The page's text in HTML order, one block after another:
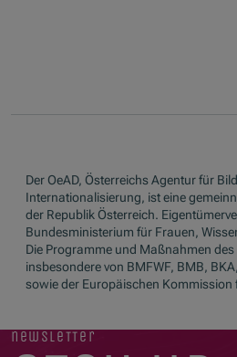
Der OeAD, Österreichs Agentur für
Internationalisierung, ist eine
der Republik Österreich.
Bundesministerium für Frauen,
Die Programme und Maßnahmen des
insbesondere von BMFWF, BMB,
sowie der Europäischen Kommission
newsletter